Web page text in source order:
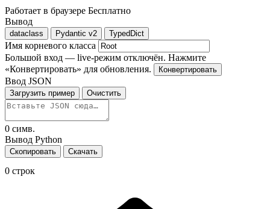
Работает в браузере Бесплатно
Вывод
dataclass Pydantic v2 TypedDict
Имя корневого класса
Большой вход — live-режим отключён. Нажмите
«Конвертировать» для обновления.
Конвертировать
Ввод JSON
Загрузить пример Очистить
0 симв.
Вывод Python
Скопировать Скачать
0 строк